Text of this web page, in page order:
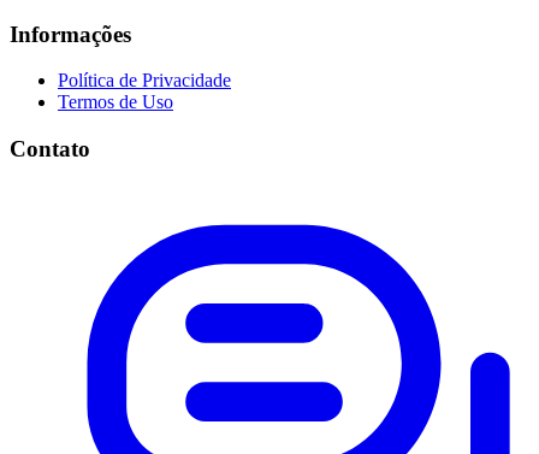
Informações
Política de Privacidade
Termos de Uso
Contato